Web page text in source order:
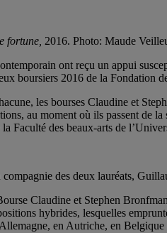
fortune, 2016. Photo: Maude
ont reçu un appui
boursiers 2016 de la Fondation
les bourses Claudine et
au moment où ils passent de
Faculté des beaux-arts de
des deux lauréats,
Claudine et Stephen
hybrides, lesquelles
en Autriche, en Belgique